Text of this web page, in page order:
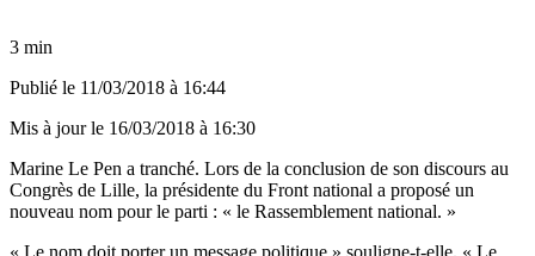
3 min
Publié le 11/03/2018 à 16:44
Mis à jour le 16/03/2018 à 16:30
Marine Le Pen a tranché. Lors de la conclusion de son discours au
Congrès de Lille, la présidente du Front national a proposé un
nouveau nom pour le parti : « le Rassemblement national. »
« Le nom doit porter un message politique » souligne-t-elle. « Le